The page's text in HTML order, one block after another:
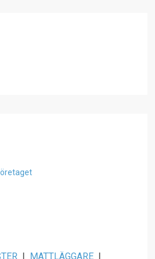
| MATTLÄGGARE |